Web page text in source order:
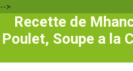
-->
Recette de
Poulet, Soupe a la